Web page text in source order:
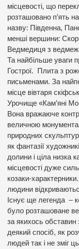
місцевості, що
розташовано п’ять
назву: Південна,
менші вершини:
Ведмедиця з
Та найбільше уваги
Гострої. Плита з
письменами. За
місце вівтаря
Урочище «Кам’яні
Вона вражаюче
величною
природних
як фантазії
долини і ціла низка
місцевості дуже
козаки-
людини
Існує ще легенда –
було розташоване
за якихось обставин
деякий спосіб, як
людей так і не зміг